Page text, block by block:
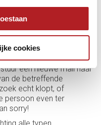
cookies
te hebben gemaakt om
die niet volledig
doen!
afzender indien je twijfelt
ben je nog steeds
een nieuwe mail naar
de betreffende
echt klopt, of
persoon even ter
sorry!
alle typen